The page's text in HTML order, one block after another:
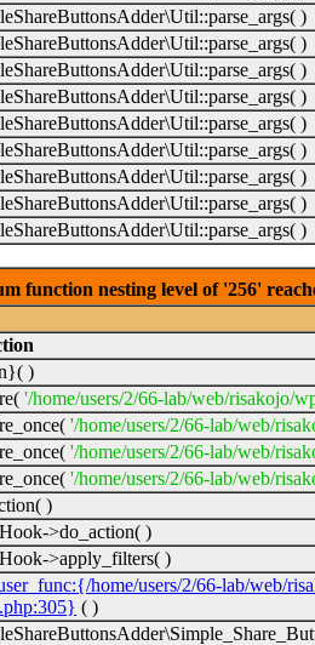
)
)
)
)
)
)
)
)
)
function nesting level of '256'
)
'/home/users/2/66-lab/web/risakojo/
'/home/users/2/66-lab/web/
'/home/users/2/66-lab/web/
'/home/users/2/66-lab/web/
)
>do_action( )
>apply_filters( )
home/users/2/66-lab/web/
( )